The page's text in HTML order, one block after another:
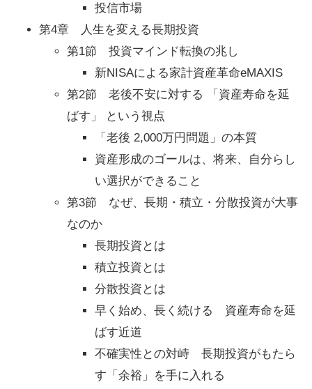
投信市場
第4章 人生を変える長期投資
第1節 投資マインド転換の兆し
新NISAによる家計資産革命eMAXIS
第2節 老後不安に対する 「資産寿命を延
ばす」 という視点
「老後 2,000万円問題」の本質
資産形成のゴールは、将来、自分らし
い選択ができること
第3節 なぜ、長期・積立・分散投資が大事
なのか
長期投資とは
積立投資とは
分散投資とは
早く始め、長く続ける 資産寿命を延
ばす近道
不確実性との対峙 長期投資がもたら
す「余裕」を手に入れる